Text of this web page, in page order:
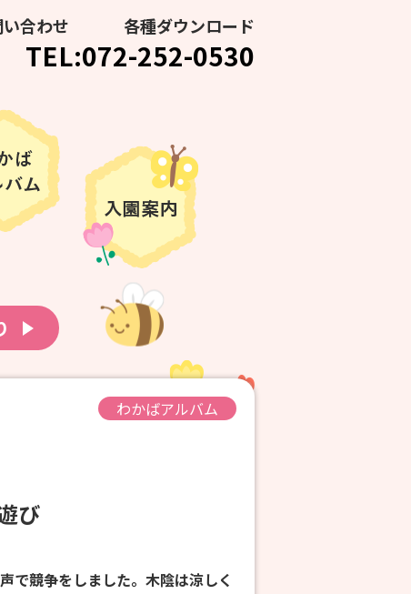
合わせ 各種ダウンロード
TEL:072-252-0530
わかばアルバム
び
で競争をしました。木陰は涼しく